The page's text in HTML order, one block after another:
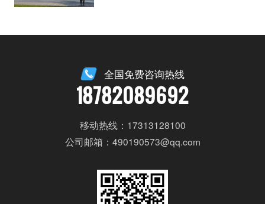
全国免费咨询热线
18782089692
移动热线：17313128100
公司邮箱：490190573@qq.com